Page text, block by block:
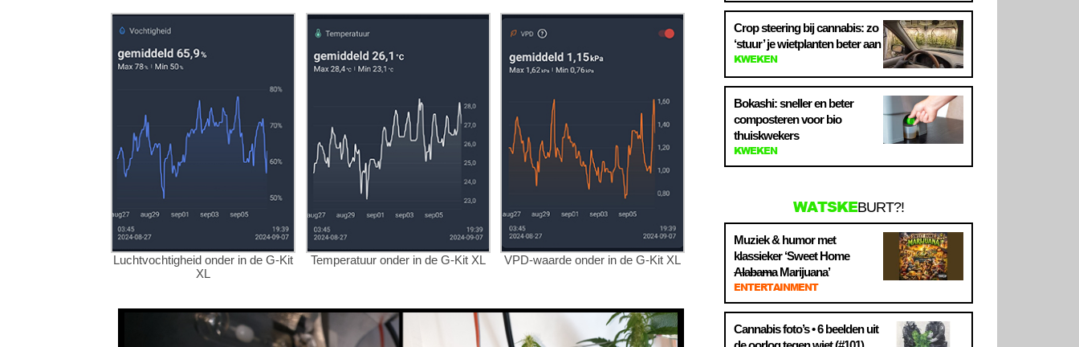
Luchtvochtigheid onder in de G-Kit
XL
Temperatuur onder in de G-Kit XL VPD-waarde onder in de G-Kit XL
Crop steering bij cannabis: zo
‘stuur’ je wietplanten beter aan
KWEKEN
Bokashi: sneller en beter
composteren voor bio
thuiskwekers
KWEKEN
WATSKEBURT?!
Muziek & humor met
klassieker ‘Sweet Home
AlabamaMarijuana’
ENTERTAINMENT
Cannabis foto’s • 6 beelden uit